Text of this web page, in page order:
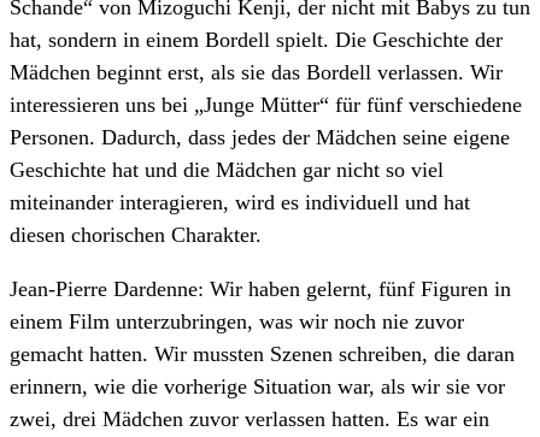
Schande“ von Mizoguchi Kenji, der nicht mit Babys zu tun
hat, sondern in einem Bordell spielt. Die Geschichte der
Mädchen beginnt erst, als sie das Bordell verlassen. Wir
interessieren uns bei „Junge Mütter“ für fünf verschiedene
Personen. Dadurch, dass jedes der Mädchen seine eigene
Geschichte hat und die Mädchen gar nicht so viel
miteinander interagieren, wird es individuell und hat
diesen chorischen Charakter.
Jean-Pierre Dardenne: Wir haben gelernt, fünf Figuren in
einem Film unterzubringen, was wir noch nie zuvor
gemacht hatten. Wir mussten Szenen schreiben, die daran
erinnern, wie die vorherige Situation war, als wir sie vor
zwei, drei Mädchen zuvor verlassen hatten. Es war ein